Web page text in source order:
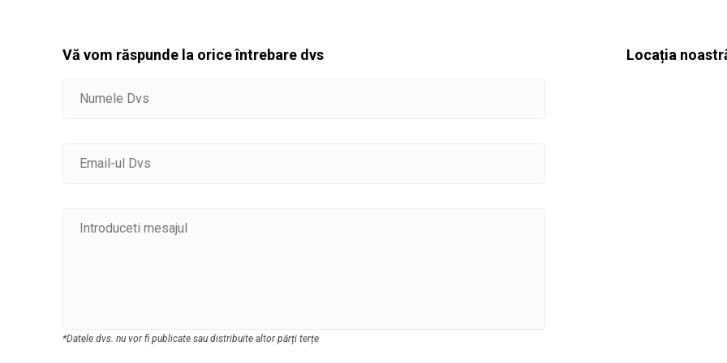
Vă vom răspunde la orice întrebare dvs
*Datele dvs. nu vor fi publicate sau distribuite altor părți terțe
Locația